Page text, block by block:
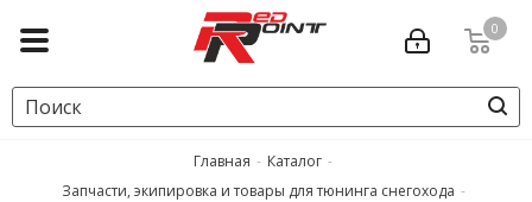
0
Главная - Каталог -
Запчасти, экипировка и товары для тюнинга снегохода -